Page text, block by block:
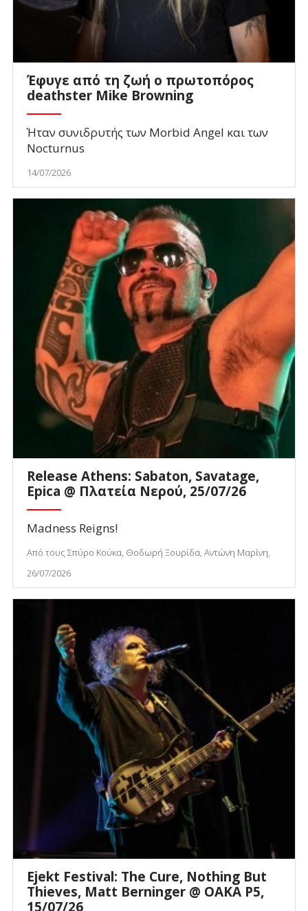
Έφυγε από τη ζωή ο πρωτοπόρος
deathster Mike Browning
Ήταν συνιδρυτής των Morbid Angel και των
Nocturnus
14/07/2026
Release Athens: Sabaton, Savatage,
Epica @ Πλατεία Νερού, 25/07/26
Madness Reigns!
Από τους Σπύρο Κούκα, Θοδωρή Ξουρίδα, Αντώνη Μαρίνη,
26/07/2026
Ejekt Festival: The Cure, Nothing But
Thieves, Matt Berninger @ ΟΑΚΑ P5,
15/07/26